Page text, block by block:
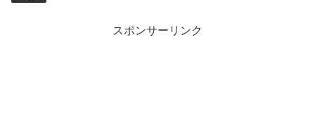
スポンサーリンク